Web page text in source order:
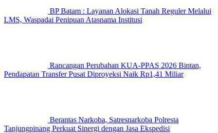
BP Batam : Layanan Alokasi Tanah Reguler Melalui
LMS, Waspadai Penipuan Atasnama Institusi
Rancangan Perubahan KUA-PPAS 2026 Bintan,
Pendapatan Transfer Pusat Diproyeksi Naik Rp1,41 Miliar
Berantas Narkoba, Satresnarkoba Polresta
Tanjungpinang Perkuat Sinergi dengan Jasa Ekspedisi